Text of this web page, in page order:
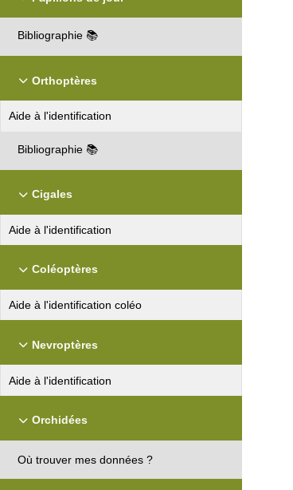
Bibliographie 📚
Orthoptères
Aide à l'identification
Bibliographie 📚
Cigales
Aide à l'identification
Coléoptères
Aide à l'identification coléo
Nevroptères
Aide à l'identification
Orchidées
Où trouver mes données ?